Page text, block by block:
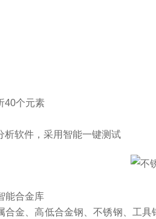
40个元素
析软件，采用智能一键测试
能合金库
合金、高低合金钢、不锈钢、工